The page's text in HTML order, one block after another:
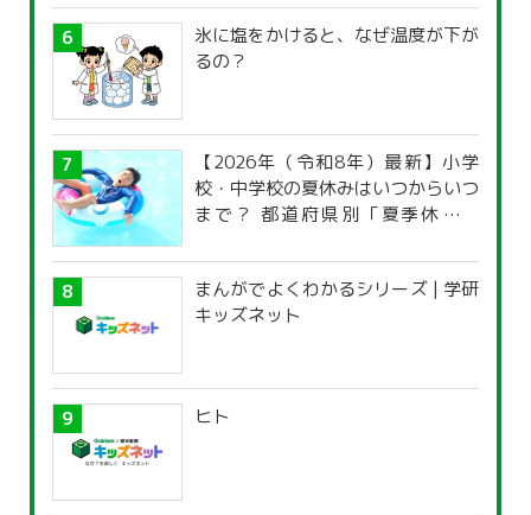
氷に塩をかけると、なぜ温度が下が
るの？
【2026年（令和8年）最新】小学
校・中学校の夏休みはいつからいつ
まで？ 都道府県別「夏季休暇一
まんがでよくわかるシリーズ | 学研
キッズネット
ヒト